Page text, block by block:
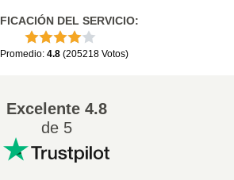
DEL SERVICIO:
Promedio: 4.8 (205218 Votos)
Excelente4.8
de 5